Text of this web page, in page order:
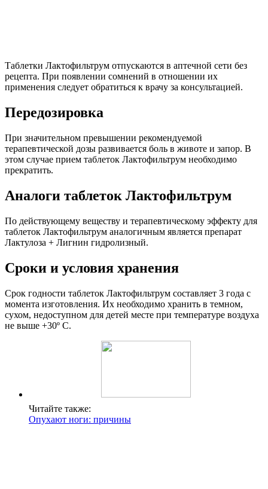
Таблетки Лактофильтрум отпускаются в аптечной сети без
рецепта. При появлении сомнений в отношении их
применения следует обратиться к врачу за консультацией.
Передозировка
При значительном превышении рекомендуемой
терапевтической дозы развивается боль в животе и запор. В
этом случае прием таблеток Лактофильтрум необходимо
прекратить.
Аналоги таблеток Лактофильтрум
По действующему веществу и терапевтическому эффекту для
таблеток Лактофильтрум аналогичным является препарат
Лактулоза + Лигнин гидролизный.
Сроки и условия хранения
Срок годности таблеток Лактофильтрум составляет 3 года с
момента изготовления. Их необходимо хранить в темном,
сухом, недоступном для детей месте при температуре воздуха
не выше +30º С.
Читайте также:
Опухают ноги: причины